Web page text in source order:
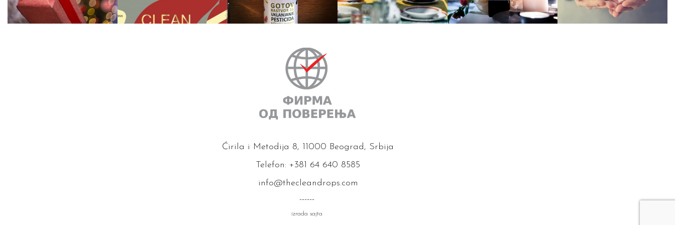
Ćirila i Metodija 8, 11000 Beograd, Srbija
Telefon: +381 64 640 8585
info@thecleandrops.com
------
izrada sajta